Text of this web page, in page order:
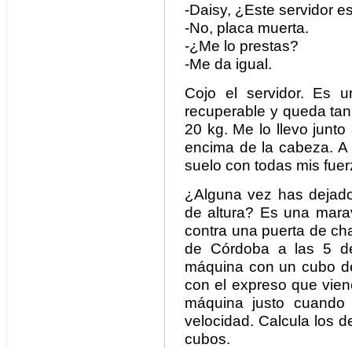
-Daisy, ¿Este servidor
-No, placa muerta.
-¿Me lo prestas?
-Me da igual.
Cojo el servidor. Es
recuperable y queda
20 kg. Me lo llevo
encima de la cabeza.
suelo con todas mis
¿Alguna vez has
de altura? Es una
contra una puerta de
de Córdoba a las 5
máquina con un cubo
con el expreso que
máquina justo
velocidad. Calcula los
cubos.